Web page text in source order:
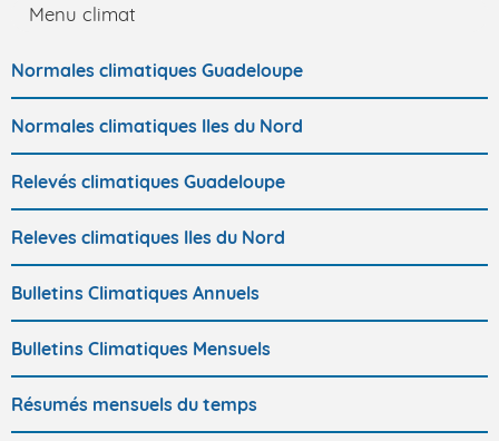
Menu climat
Normales climatiques Guadeloupe
Normales climatiques Iles du Nord
Relevés climatiques Guadeloupe
Releves climatiques Iles du Nord
Bulletins Climatiques Annuels
Bulletins Climatiques Mensuels
Résumés mensuels du temps